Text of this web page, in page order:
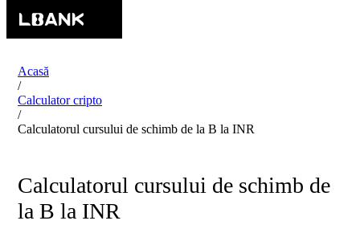
Acasă
/
Calculator cripto
/
Calculatorul cursului de schimb de la B la INR
Calculatorul cursului de schimb de
la B la INR